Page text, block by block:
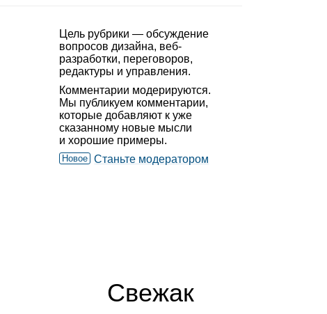
Цель рубрики — обсуждение
вопросов дизайна, веб-
разработки, переговоров,
редактуры и управления.
Комментарии модерируются.
Мы публикуем комментарии,
которые добавляют к уже
сказанному новые мысли
и хорошие примеры.
Новое Станьте модератором
Свежак